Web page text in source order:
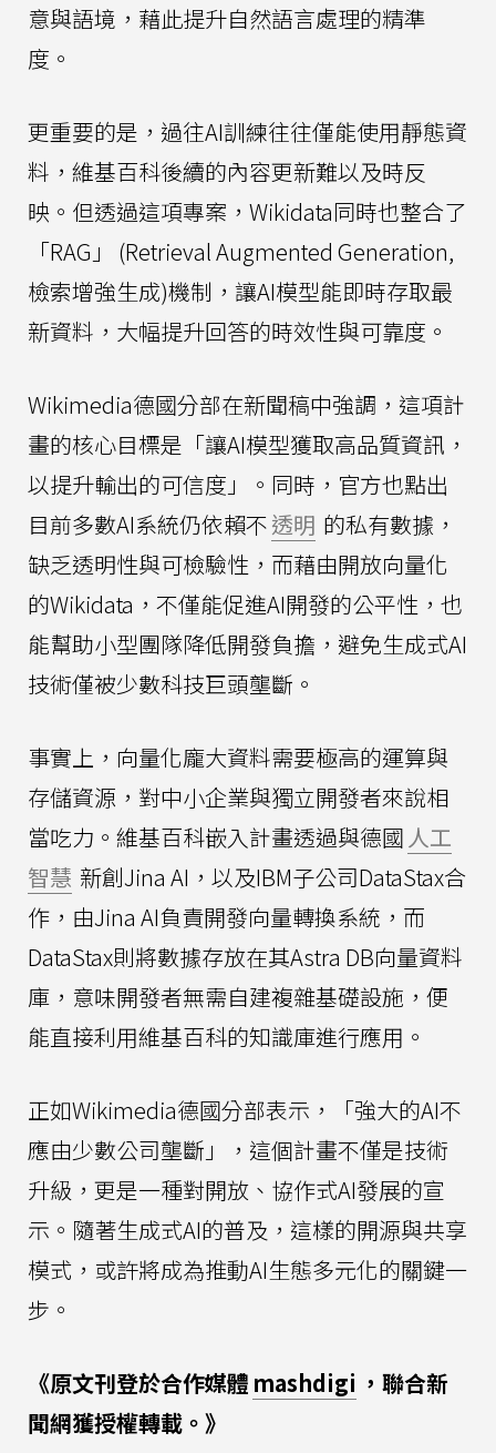
意與語境，藉此提升自然語言處理的精準
度。
更重要的是，過往AI訓練往往僅能使用靜態資
料，維基百科後續的內容更新難以及時反
映。但透過這項專案，Wikidata同時也整合了
「RAG」 (Retrieval Augmented Generation,
檢索增強生成)機制，讓AI模型能即時存取最
新資料，大幅提升回答的時效性與可靠度。
Wikimedia德國分部在新聞稿中強調，這項計
畫的核心目標是「讓AI模型獲取高品質資訊，
以提升輸出的可信度」。同時，官方也點出
目前多數AI系統仍依賴不透明 的私有數據，
缺乏透明性與可檢驗性，而藉由開放向量化
的Wikidata，不僅能促進AI開發的公平性，也
能幫助小型團隊降低開發負擔，避免生成式AI
技術僅被少數科技巨頭壟斷。
事實上，向量化龐大資料需要極高的運算與
存儲資源，對中小企業與獨立開發者來說相
當吃力。維基百科嵌入計畫透過與德國 人工
智慧 新創Jina AI，以及IBM子公司DataStax合
作，由Jina AI負責開發向量轉換系統，而
DataStax則將數據存放在其Astra DB向量資料
庫，意味開發者無需自建複雜基礎設施，便
能直接利用維基百科的知識庫進行應用。
正如Wikimedia德國分部表示，「強大的AI不
應由少數公司壟斷」，這個計畫不僅是技術
升級，更是一種對開放、協作式AI發展的宣
示。隨著生成式AI的普及，這樣的開源與共享
模式，或許將成為推動AI生態多元化的關鍵一
步。
《原文刊登於合作媒體 mashdigi ，聯合新
聞網獲授權轉載。》